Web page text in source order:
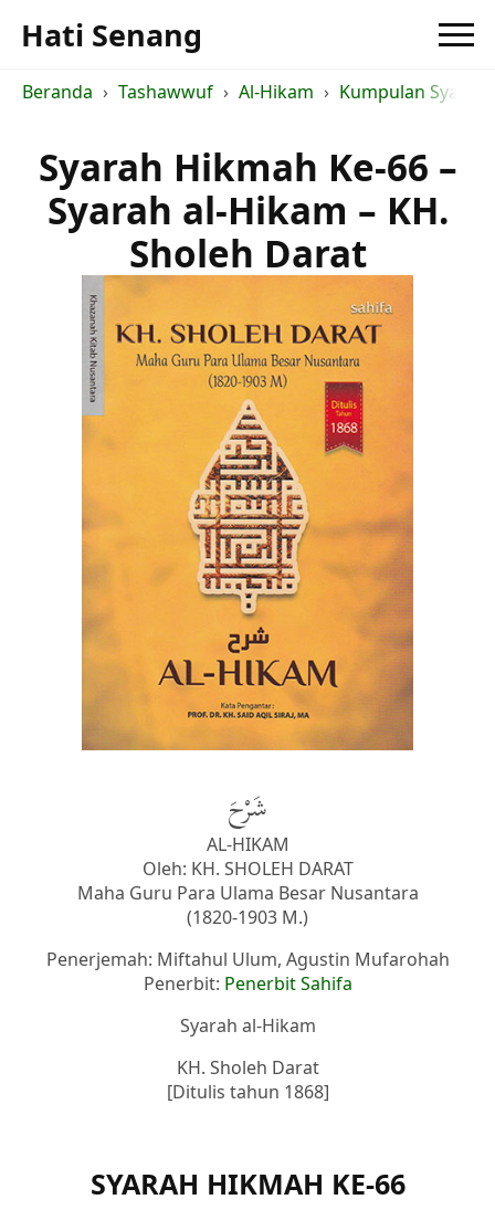
Hati Senang
Beranda Tashawwuf Al-Hikam Kumpulan Syarah
Syarah Hikmah Ke-66 –
Syarah al-Hikam – KH.
Sholeh Darat
شَرْحَ
AL-HIKAM
Oleh: KH. SHOLEH DARAT
Maha Guru Para Ulama Besar Nusantara
(1820-1903 M.)
Penerjemah: Miftahul Ulum, Agustin Mufarohah
Penerbit: Penerbit Sahifa
Syarah al-Hikam
KH. Sholeh Darat
[Ditulis tahun 1868]
SYARAH HIKMAH KE-66